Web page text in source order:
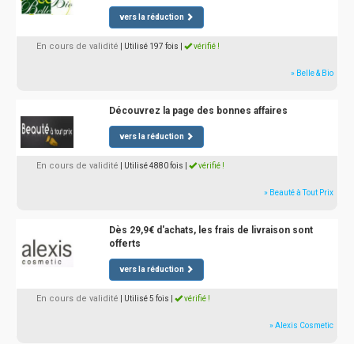
vers la réduction
En cours de validité | Utilisé 197 fois vérifié !
» Belle & Bio
Découvrez la page des bonnes affaires
vers la réduction
En cours de validité | Utilisé 4880 fois vérifié !
» Beauté à Tout Prix
Dès 29,9€ d'achats, les frais de livraison sont
offerts
vers la réduction
En cours de validité | Utilisé 5 fois vérifié !
» Alexis Cosmetic